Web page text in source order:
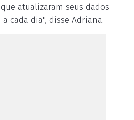
atualizaram seus dados
cada dia", disse Adriana.